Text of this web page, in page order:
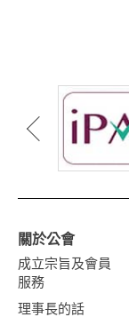
關於公會
成立宗旨及會員
服務
理事長的話